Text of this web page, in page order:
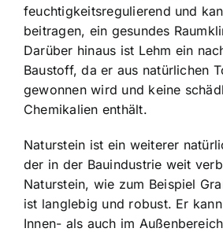
feuchtigkeitsregulierend und
beitragen, ein gesundes
Darüber hinaus ist Lehm ein
Baustoff, da er aus natürlichen
gewonnen wird und keine
Chemikalien enthält.
Naturstein ist ein weiterer
der in der Bauindustrie weit
Naturstein, wie zum Beispiel
ist langlebig und robust. Er
Innen- als auch im